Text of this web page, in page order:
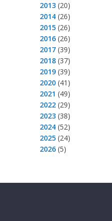
2013 (20)
2014 (26)
2015 (26)
2016 (26)
2017 (39)
2018 (37)
2019 (39)
2020 (41)
2021 (49)
2022 (29)
2023 (38)
2024 (52)
2025 (24)
2026 (5)